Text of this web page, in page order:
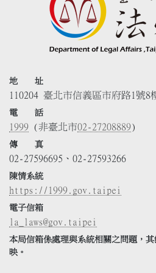
地 址
110204 臺北市信義區市府路1號8
電 話
1999 (非臺北市02-27208889)
傳 真
02-27596695、02-27593266
陳情系統
https://1999.gov.taipei
電子信箱
la_laws@gov.taipei
本局信箱係處理與系統相關之問題，
映。